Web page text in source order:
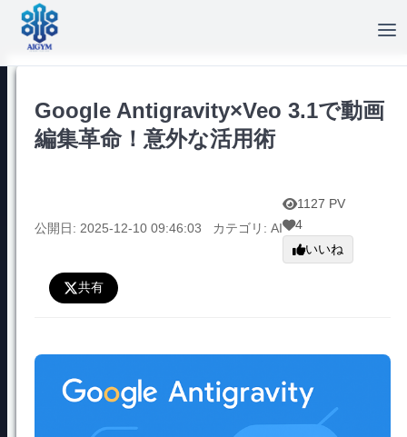
Google Antigravity×Veo 3.1で動画
編集革命！意外な活用術
公開日: 2025-12-10 09:46:03 カテゴリ: AI
1127 PV
4
いいね
共有